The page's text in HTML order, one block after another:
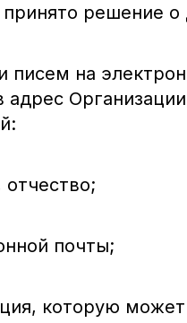
принято решение
писем на
адрес
почты;
которую